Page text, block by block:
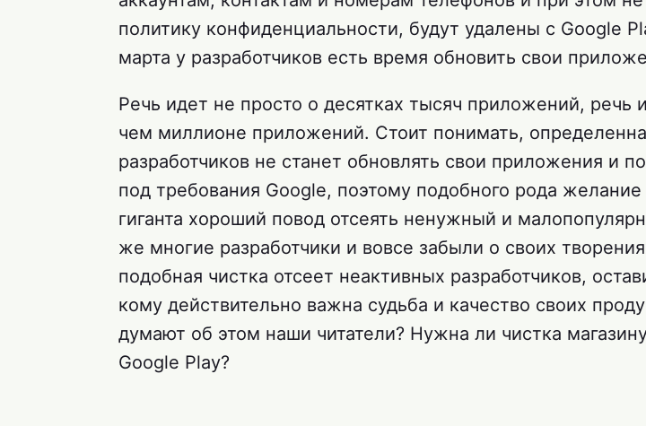
политику конфиденциальности, будут удалены с Google
марта у разработчиков есть время обновить свои
Речь идет не просто о десятках тысяч приложений, речь
чем миллионе приложений. Стоит понимать,
разработчиков не станет обновлять свои приложения и
под требования Google, поэтому подобного рода желание
гиганта хороший повод отсеять ненужный и
же многие разработчики и вовсе забыли о своих
подобная чистка отсеет неактивных разработчиков,
кому действительно важна судьба и качество своих
думают об этом наши читатели? Нужна ли чистка
Google Play?